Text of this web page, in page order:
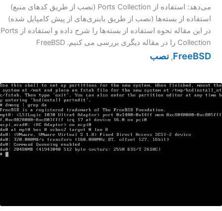
می‌دهد: استفاده از Ports Collection (نصب از طریق کد‌های منبع)
استفاده از بسته‌ها (نصب از طریق باینری‌های از پیش کامپایل شده)
در این مقاله نحوه استفاده از بسته‌ها را شرح داده و استفاده از Ports
Collection را در مقاله دیگری بررسی می کنیم. FreeBSD
FreeBSD
, نصب